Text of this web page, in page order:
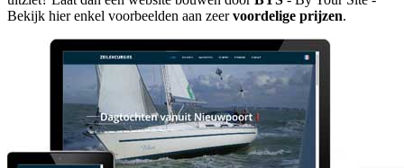
Bekijk hier enkel voorbeelden aan zeervoordelige prijzen.